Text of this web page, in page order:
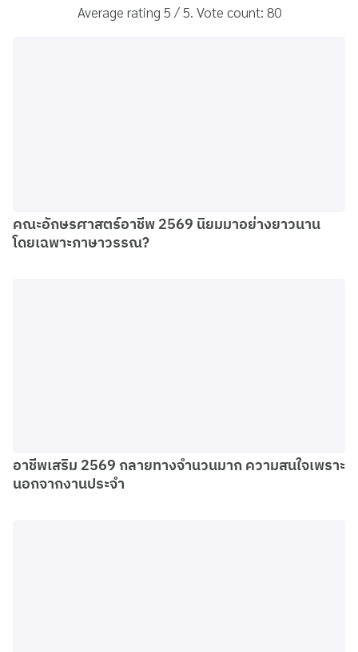
Average rating 5 / 5. Vote count: 80
คณะอักษรศาสตร์อาชีพ 2569 นิยมมาอย่างยาวนาน
โดยเฉพาะภาษาวรรณ?
อาชีพเสริม 2569 กลายทางจำนวนมาก ความสนใจเพราะ
นอกจากงานประจำ